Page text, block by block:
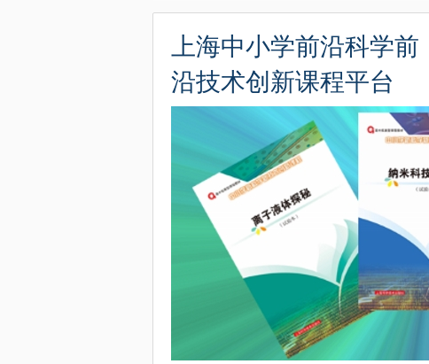
上海中小学前沿科学前
沿技术创新课程平台